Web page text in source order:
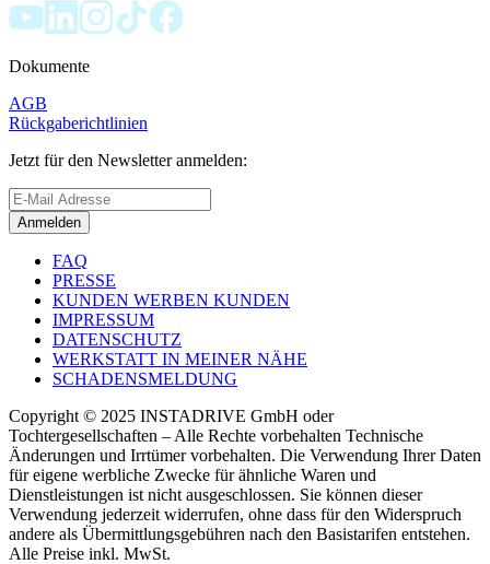
Dokumente
AGB
Rückgaberichtlinien
Jetzt für den Newsletter anmelden:
Anmelden
FAQ
PRESSE
KUNDEN WERBEN KUNDEN
IMPRESSUM
DATENSCHUTZ
WERKSTATT IN MEINER NÄHE
SCHADENSMELDUNG
Copyright © 2025 INSTADRIVE GmbH oder
Tochtergesellschaften – Alle Rechte vorbehalten Technische
Änderungen und Irrtümer vorbehalten. Die Verwendung Ihrer Daten
für eigene werbliche Zwecke für ähnliche Waren und
Dienstleistungen ist nicht ausgeschlossen. Sie können dieser
Verwendung jederzeit widerrufen, ohne dass für den Widerspruch
andere als Übermittlungsgebühren nach den Basistarifen entstehen.
Alle Preise inkl. MwSt.